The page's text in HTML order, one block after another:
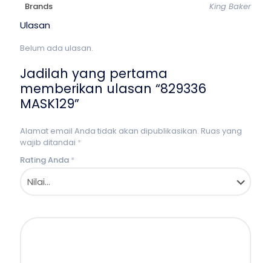
Brands King Baker
Ulasan
Belum ada ulasan.
Jadilah yang pertama
memberikan ulasan “829336
MASK129”
Alamat email Anda tidak akan dipublikasikan. Ruas yang
wajib ditandai *
Rating Anda *